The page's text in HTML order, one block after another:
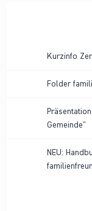
Kurzinfo
Folder
Gemeinde"
NEU: